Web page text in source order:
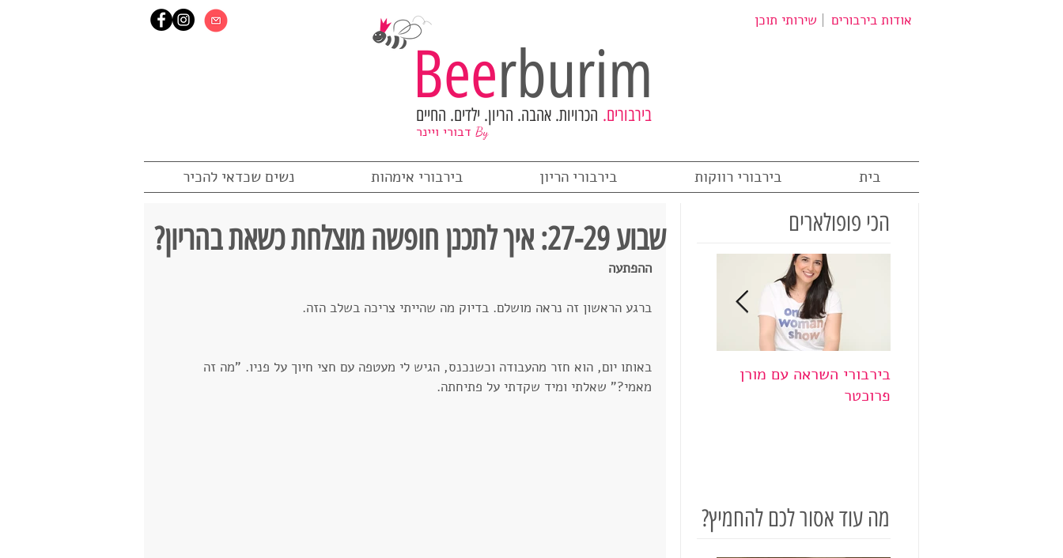
Beerburim
בירבורים. הכרויות. אהבה. הריון. ילדים. החיים
By
אודות בירבורים שירותי תוכן
בית בירבורי רווקות בירבורי הריון בירבורי אימהות נשים שכדאי להכיר
שבוע 27-29: איך לתכנן חופשה מוצלחת כשאת בהריון?
ההפתעה
ברגע הראשון זה נראה מושלם. בדיוק מה שהייתי צריכה בשלב הזה.
באותו יום, הוא חזר מהעבודה וכשנכנס, הגיש לי מעטפה עם חצי חיוך על פניו. "מה זה
מאמי?" שאלתי ומיד שקדתי על פתיחתה.
הכי פופולארים
בירבורי השראה עם מורן
פרוכטר
בירבורי השראה עם קרן
בירבורי השראה עם עדי
רמבה ארז
מה עוד אסור לכם להחמיץ?